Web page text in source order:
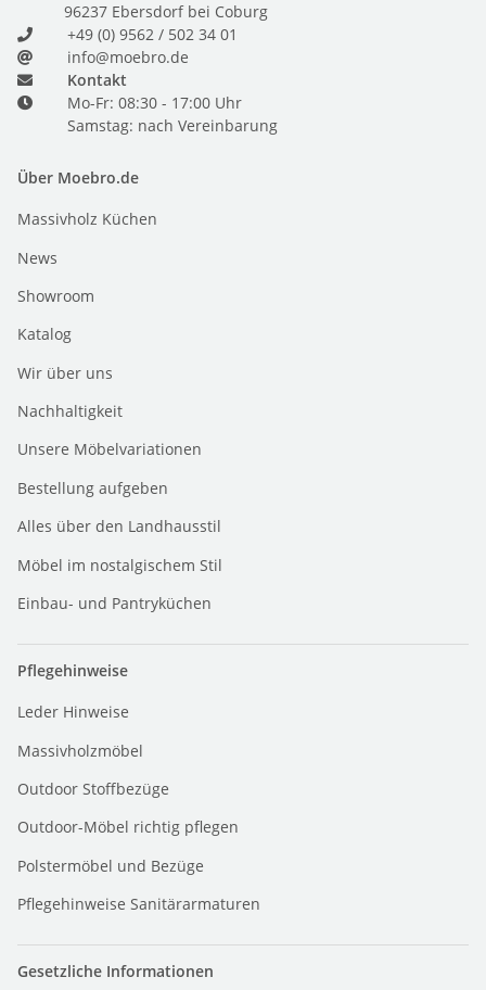
96237 Ebersdorf bei Coburg
+49 (0) 9562 / 502 34 01
info@moebro.de
Kontakt
Mo-Fr: 08:30 - 17:00 Uhr
Samstag: nach Vereinbarung
Über Moebro.de
Massivholz Küchen
News
Showroom
Katalog
Wir über uns
Nachhaltigkeit
Unsere Möbelvariationen
Bestellung aufgeben
Alles über den Landhausstil
Möbel im nostalgischem Stil
Einbau- und Pantryküchen
Pflegehinweise
Leder Hinweise
Massivholzmöbel
Outdoor Stoffbezüge
Outdoor-Möbel richtig pflegen
Polstermöbel und Bezüge
Pflegehinweise Sanitärarmaturen
Gesetzliche Informationen